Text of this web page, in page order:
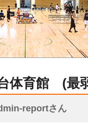
体育館 (最
reportさん